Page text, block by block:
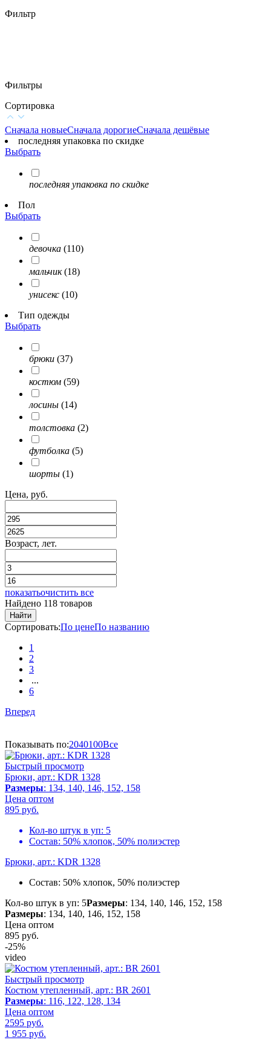
Фильтр
Фильтры
Сортировка
Сначала новыеСначала дорогиеСначала дешёвые
последняя упаковка по скидке
Выбрать
последняя упаковка по скидке
Пол
Выбрать
девочка (110)
мальчик(18)
унисекс (10)
Тип одежды
Выбрать
брюки (37)
костюм (59)
лосины (14)
толстовка (2)
футболка (5)
шорты (1)
Цена, руб.
Возраст, лет.
показатьочистить все
Найдено 118 товаров
Найти
Сортировать:По ценеПо названию
1
2
3
...
6
Вперед
Показывать по:2040100Все
Быстрый просмотр
Брюки, арт.: KDR 1328
Размеры: 134, 140, 146, 152, 158
Цена оптом
895 руб.
Кол-во штук в уп: 5
Состав: 50% хлопок, 50% полиэстер
Брюки, арт.: KDR 1328
Состав: 50% хлопок, 50% полиэстер
Кол-во штук в уп: 5Размеры: 134, 140, 146, 152, 158
Размеры: 134, 140, 146, 152, 158
Цена оптом
895 руб.
-25%
video
Быстрый просмотр
Костюм утепленный, арт.: BR 2601
Размеры: 116, 122, 128, 134
Цена оптом
2595 руб.
1 955 руб.